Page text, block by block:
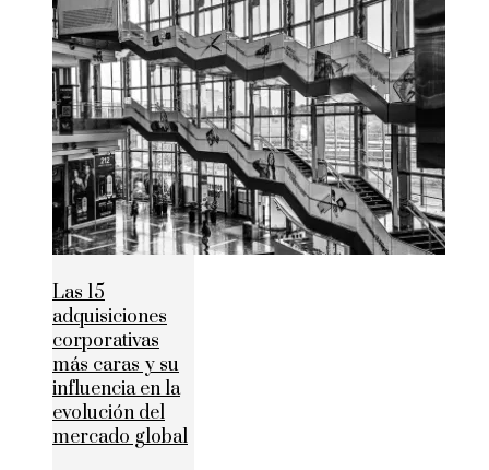
Las 15
adquisiciones
corporativas
más caras y su
influencia en la
evolución del
mercado global